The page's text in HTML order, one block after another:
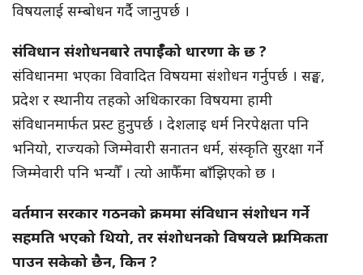
विषयलाई सम्बोधन गर्दै जानुपर्छ ।
संविधान संशोधनबारे तपाईँको धारणा के छ ?
संविधानमा भएका विवादित विषयमा संशोधन गर्नुपर्छ । सङ्घ,
प्रदेश र स्थानीय तहको अधिकारका विषयमा हामी
संविधानमार्फत प्रस्ट हुनुपर्छ । देशलाइ धर्म निरपेक्षता पनि
भनियो, राज्यको जिम्मेवारी सनातन धर्म, संस्कृति सुरक्षा गर्ने
जिम्मेवारी पनि भन्यौँ । त्यो आफैँमा बाँझिएको छ ।
वर्तमान सरकार गठनको क्रममा संविधान संशोधन गर्ने
सहमति भएको थियो, तर संशोधनको विषयले प्राथमिकता
पाउन सकेको छैन, किन ?